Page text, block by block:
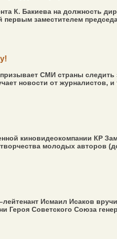
К. Бакиева на должность
заместителем
СМИ страны
новости от
киновидеокомпании КР
молодых авторов
Исмаил Исаков
Героя Советского Союза